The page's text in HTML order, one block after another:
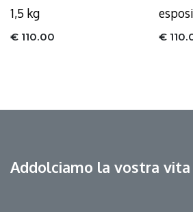
1,5 kg
€ 110.00 €
Addolciamo la vostra vita